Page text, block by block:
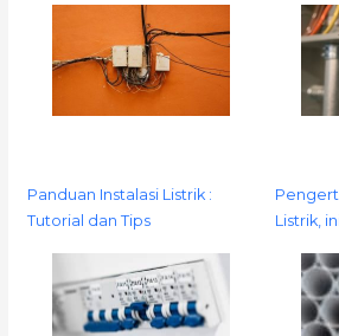
Panduan Instalasi Listrik :
Tutorial dan Tips
Listrik,